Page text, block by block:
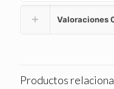
Valoraciones
Productos